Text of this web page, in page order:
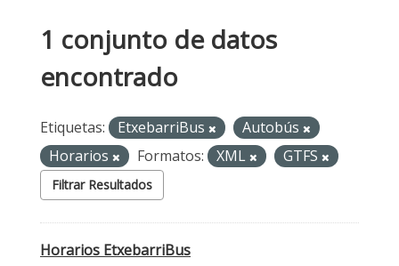
1 conjunto de datos
encontrado
Etiquetas: EtxebarriBus
Autobús
Horarios
Formatos: XML GTFS
Filtrar Resultados
Horarios EtxebarriBus